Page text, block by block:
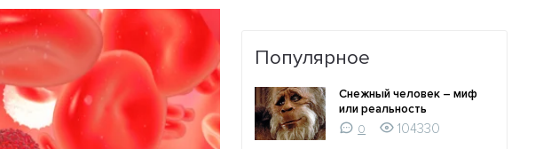
Популярное
Снежный человек – миф
или реальность
0
104330